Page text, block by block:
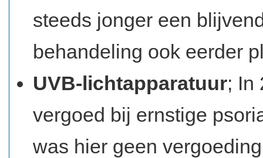
steeds jonger een
behandeling ook eerder
UVB-lichtapparatuur; In
vergoed bij ernstige
was hier geen